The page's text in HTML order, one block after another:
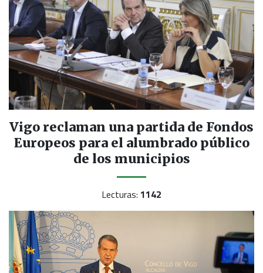
Vigo reclaman una partida de Fondos
Europeos para el alumbrado público
de los municipios
Lecturas: 1142